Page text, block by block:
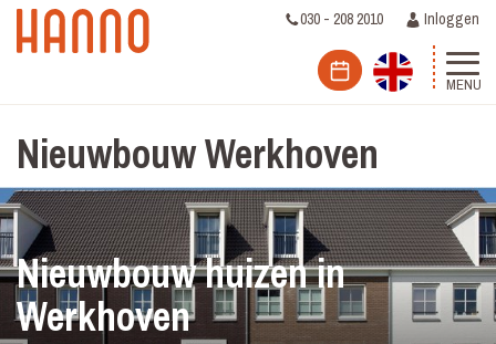
030 - 208 2010 Inloggen
MENU
Nieuwbouw Werkhoven
Nieuwbouw huizen in
Werkhoven